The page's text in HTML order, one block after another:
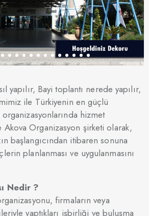
yapılır, Bayi toplantı nerede yapılır,
ile Türkiyenin en güçlü
hizmet
Organizasyon şirketi olarak,
başlangıcından itibaren sonuna
planlanması ve uygulanmasını
Nedir ?
firmaların veya
yaptıkları işbirliği ve buluşma